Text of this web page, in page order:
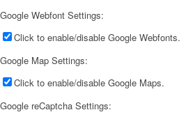
Google Webfont Settings:
Click to enable/disable Google Webfonts.
Google Map Settings:
Click to enable/disable Google Maps.
Google reCaptcha Settings: